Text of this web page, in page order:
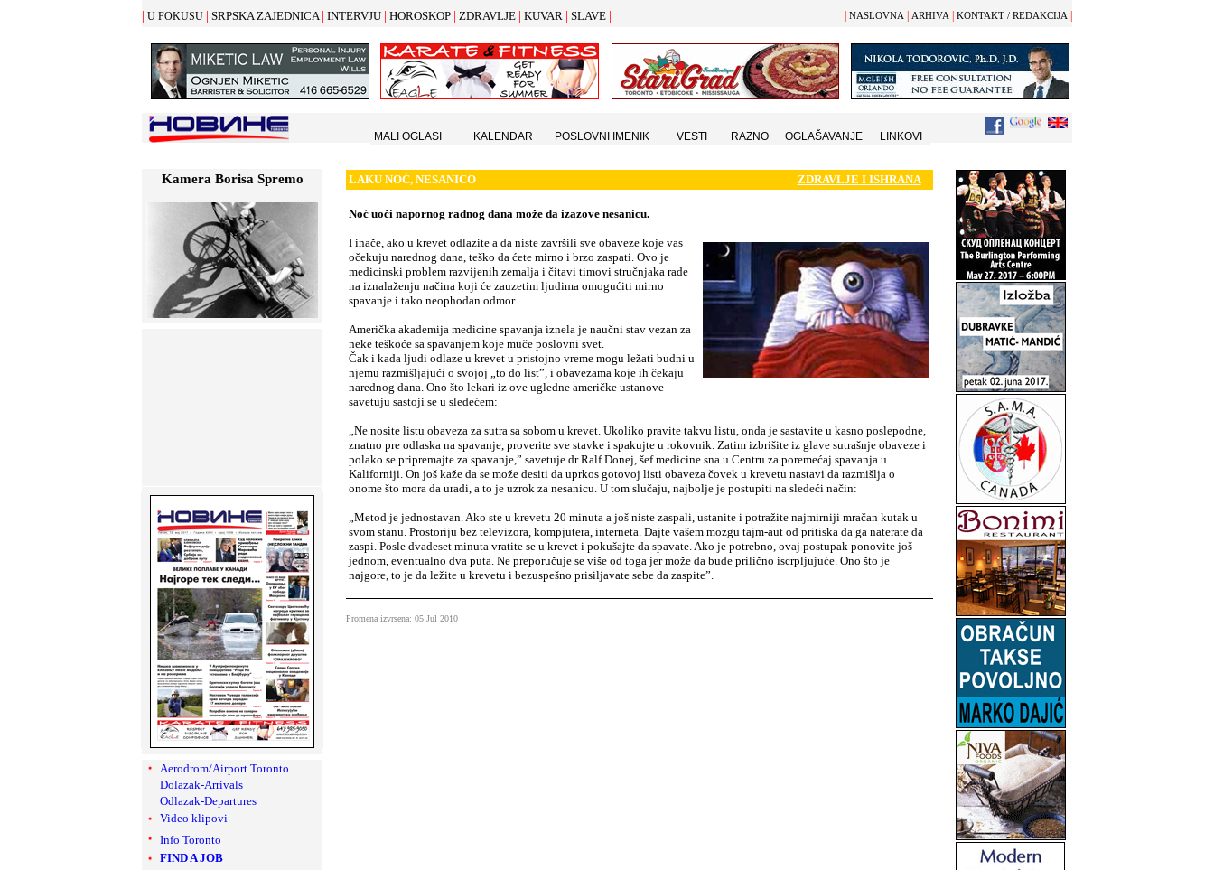
| U FOKUSU | SRPSKA ZAJEDNICA | INTERVJU | HOROSKOP | ZDRAVLJE | KUVAR | SLAVE | NASLOVNA ARHIVA KONTAKT / REDAKCIJA
Kamera Borisa Spremo
Aerodrom/Airport Toronto
Dolazak-Arrivals
Odlazak-Departures
Video klipovi
Info Toronto
FIND A JOB
LAKU NOĆ, NESANICO ZDRAVLJE I ISHRANA
Noć uoči napornog radnog dana može da izazove nesanicu.
I inače, ako u krevet odlazite a da niste završili sve obaveze koje vas
očekuju narednog dana, teško da ćete mirno i brzo zaspati. Ovo je
medicinski problem razvijenih zemalja i čitavi timovi stručnjaka rade
na iznalaženju načina koji će zauzetim ljudima omogućiti mirno
spavanje i tako neophodan odmor.
Američka akademija medicine spavanja iznela je naučni stav vezan za
neke teškoće sa spavanjem koje muče poslovni svet.
Čak i kada ljudi odlaze u krevet u pristojno vreme mogu ležati budni u
njemu razmišljajući o svojoj „to do list”, i obavezama koje ih čekaju
narednog dana. Ono što lekari iz ove ugledne američke ustanove
savetuju sastoji se u sledećem:
„Ne nosite listu obaveza za sutra sa sobom u krevet. Ukoliko pravite takvu listu, onda je sastavite u kasno poslepodne,
znatno pre odlaska na spavanje, proverite sve stavke i spakujte u rokovnik. Zatim izbrišite iz glave sutrašnje obaveze i
polako se pripremajte za spavanje,” savetuje dr Ralf Donej, šef medicine sna u Centru za poremećaj spavanja u
Kaliforniji. On još kaže da se može desiti da uprkos gotovoj listi obaveza čovek u krevetu nastavi da razmišlja o
onome što mora da uradi, a to je uzrok za nesanicu. U tom slučaju, najbolje je postupiti na sledeći način:
„Metod je jednostavan. Ako ste u krevetu 20 minuta a još niste zaspali, ustanite i potražite najmirniji mračan kutak u
svom stanu. Prostoriju bez televizora, kompjutera, interneta. Dajte vašem mozgu tajm-aut od pritiska da ga naterate da
zaspi. Posle dvadeset minuta vratite se u krevet i pokušajte da spavate. Ako je potrebno, ovaj postupak ponovite još
jednom, eventualno dva puta. Ne preporučuje se više od toga jer može da bude prilično iscrpljujuće. Ono što je
najgore, to je da ležite u krevetu i bezuspešno prisiljavate sebe da zaspite”.
Promena izvrsena: 05 Jul 2010
MALI OGLASI KALENDAR POSLOVNI IMENIK VESTI RAZNO OGLAŠAVANJE LINKOVI